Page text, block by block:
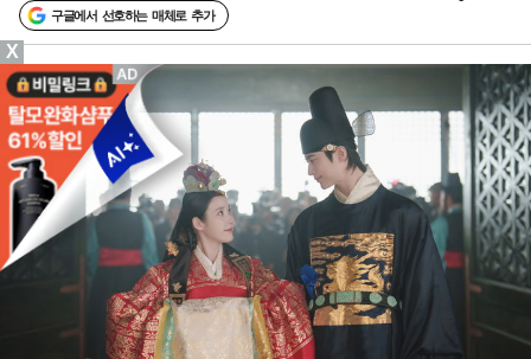
구글에서 선호하는 매체로 추가
X